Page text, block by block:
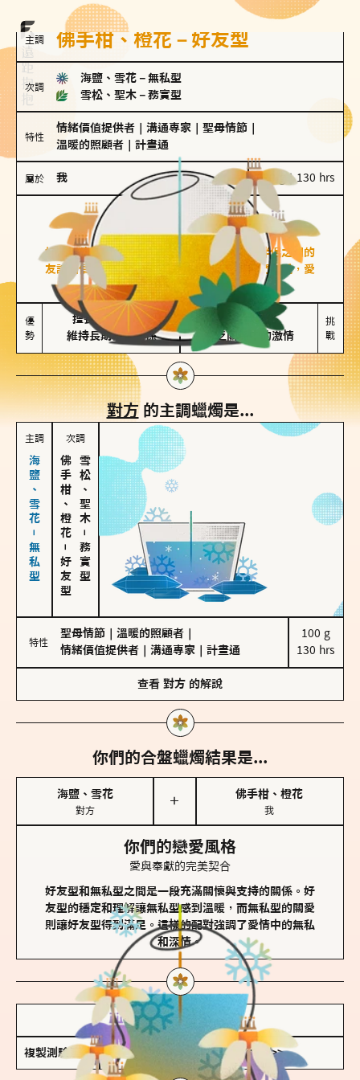
主調 佛手柑、橙花－好友型
次調
海鹽、雪花 － 無私型
雪松、聖木 － 務實型
特性
情緒價值提供者 溝通專家 聖母情節
溫暖的照顧者
計畫通
屬於 我 100 g｜130 hrs
好友型
佛手柑、橙花
好友型的人喜歡分享生活中的點滴，重視與伴侶之間的
友誼和信任，穩定感是重要的關鍵詞。對他們來說，愛
情是心靈深處的共鳴和理解。
優
勢
擅長聆聽與溝通
維持長期穩定關係
不喜歡變化
缺乏關係中的激情
挑
戰
對方的主調蠟燭是...
主調
海鹽、雪花－無私型
次調
佛手柑、橙花
－
好友型
雪松、聖木
－
務實型
特性
聖母情節 溫暖的照顧者
情緒價值提供者
溝通專家 計畫通
100 g
130 hrs
查看 對方 的解說
你們的合盤蠟燭結果是...
海鹽、雪花
對方
＋
佛手柑、橙花
我
你們的戀愛風格
愛與奉獻的完美契合
好友型和無私型之間是一段充滿關懷與支持的關係。好
友型的穩定和理解讓無私型感到溫暖，而無私型的關愛
則讓好友型得到滿足。這樣的配對強調了愛情中的無私
和深情。
儲存我的結果圖
複製測驗連結 查看香氛類型全解析 >>>